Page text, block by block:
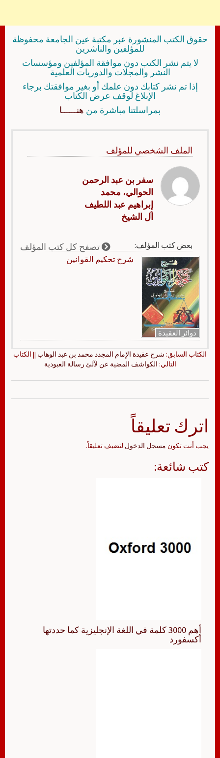
حقوق الكتب المنشورة عبر مكتبة عين الجامعة محفوظة
للمؤلفين والناشرين
لا يتم نشر الكتب دون موافقة المؤلفين ومؤسسات
النشر والمجلات والدوريات العلمية
إذا تم نشر كتابك دون علمك أو بغير موافقتك برجاء
الإبلاغ لوقف عرض الكتاب
بمراسلتنا مباشرة من هنــــــا
الملف الشخصي للمؤلف
سفر بن عبد الرحمن
الحوالي، محمد
إبراهيم عبد اللطيف
آل الشيخ
بعض كتب المؤلف: تصفح كل كتب المؤلف
دوائر العقيدة
شرح تحكيم القوانين
الكتاب السابق: شرح عقيدة الإمام المجدد محمد بن عبد الوهاب || الكتاب
التالي: الكواشف المضية عن لآلئ رسالة العبودية
اترك تعليقاً
يجب أنت تكون مسجل الدخول لتضيف تعليقاً.
كتب شائعة:
أهم 3000 كلمة في اللغة الإنجليزية كما حددتها
أكسفورد